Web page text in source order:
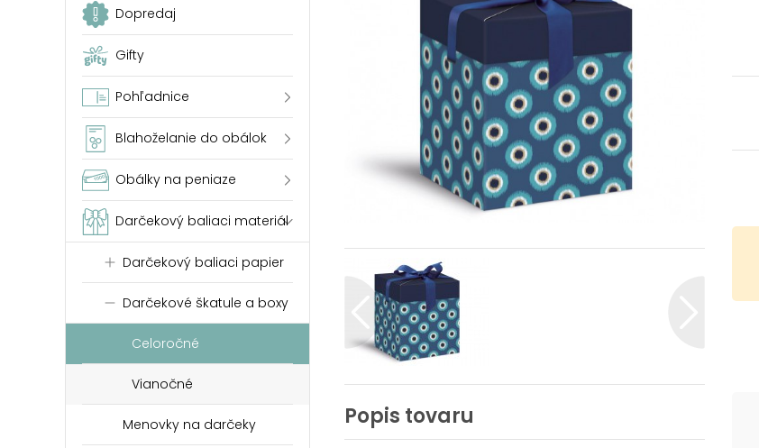
Dopredaj
Gifty
Pohľadnice
Blahoželanie do obálok
Obálky na peniaze
Darčekový baliaci materiál
Darčekový baliaci papier
Darčekové škatule a boxy
Celoročné
Vianočné
Menovky na darčeky Popis tovaru